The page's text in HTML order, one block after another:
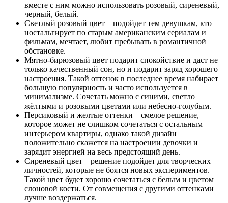
вместе с ним можно использовать розовый, сиреневый,
черный, белый.
Светлый розовый цвет – подойдет тем девушкам, кто
ностальгирует по старым американским сериалам и
фильмам, мечтает, любит пребывать в романтичной
обстановке.
Мятно-бирюзовый цвет подарит спокойствие и даст не
только качественный сон, но и подарит заряд хорошего
настроения. Такой оттенок в последнее время набирает
большую популярность и часто используется в
минимализме. Сочетать можно с синими, светло
жёлтыми и розовыми цветами или небесно-голубым.
Персиковый и желтые оттенки – смелое решение,
которое может не слишком сочетаться с остальным
интерьером квартиры, однако такой дизайн
положительно скажется на настроении девочки и
зарядит энергией на весь предстоящий день.
Сиреневый цвет – решение подойдет для творческих
личностей, которые не боятся новых экспериментов.
Такой цвет будет хорошо сочетаться с белым и цветом
слоновой кости. От совмещения с другими оттенками
лучше воздержаться.